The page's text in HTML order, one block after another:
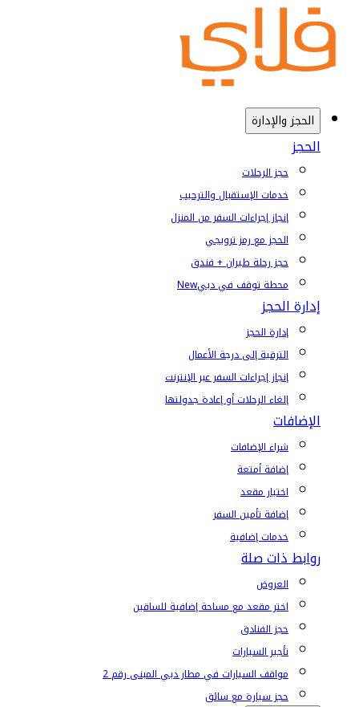
الحجز والإدارة
الحجز
حجز الرحلات
خدمات الإستقبال والترحيب
إنجاز إجراءات السفر من المنزل
الحجز مع رمز ترويجي
حجز رحلة طيران + فندق
محطة توقف في دبيNew
إدارة الحجز
إدارة الحجز
الترقية إلى درجة الأعمال
إنجاز إجراءات السفر عبر الإنترنت
إلغاء الرحلات أو إعادة جدولتها
الإضافات
شراء الإضافات
إضافة أمتعة
اختيار مقعد
إضافة تأمين السفر
خدمات إضافية
روابط ذات صلة
العروض
اختر مقعد مع مساحة إضافية للساقين
حجز الفنادق
تأجير السيارات
مواقف السيارات في مطار دبي المبنى رقم 2
حجز سيارة مع سائق